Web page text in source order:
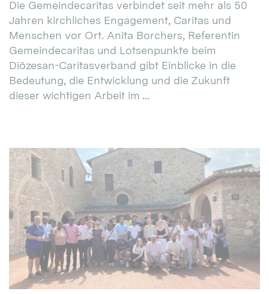
Die Gemeindecaritas verbindet seit mehr als 50
Jahren kirchliches Engagement, Caritas und
Menschen vor Ort. Anita Borchers, Referentin
Gemeindecaritas und Lotsenpunkte beim
Diözesan-Caritasverband gibt Einblicke in die
Bedeutung, die Entwicklung und die Zukunft
dieser wichtigen Arbeit im ...